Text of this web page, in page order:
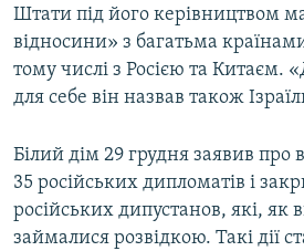
Штати під його керівництвом
відносини» з багатьма
тому числі з Росією та
для себе він назвав також
Білий дім 29 грудня заявив
35 російських дипломатів і
російських дипустанов, які, як
займалися розвідкою. Такі дії